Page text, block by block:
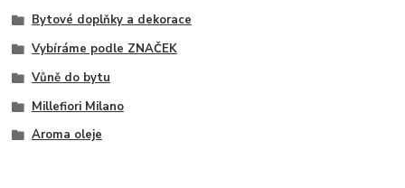
Bytové doplňky a dekorace
Vybíráme podle ZNAČEK
Vůně do bytu
Millefiori Milano
Aroma oleje